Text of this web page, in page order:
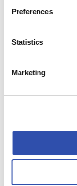
Preferences
Statistics
Marketing
junaa
alueella lähi-
yöjunasta
lipulla.
eri
palveluita on
”Tulemme
esimerkiksi